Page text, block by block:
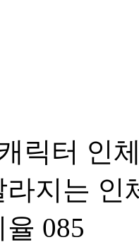
릭터 인
지는 인
085